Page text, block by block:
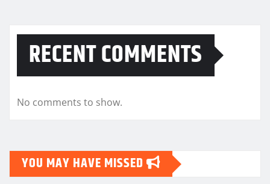
RECENT COMMENTS
No comments to show.
YOU MAY HAVE MISSED